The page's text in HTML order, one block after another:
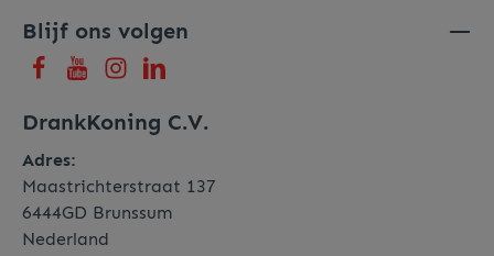
Blijf ons volgen
DrankKoning C.V.
Adres:
Maastrichterstraat 137
6444GD Brunssum
Nederland